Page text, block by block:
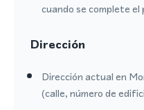
cuando se complete
Dirección
Dirección actual en
(calle, número de